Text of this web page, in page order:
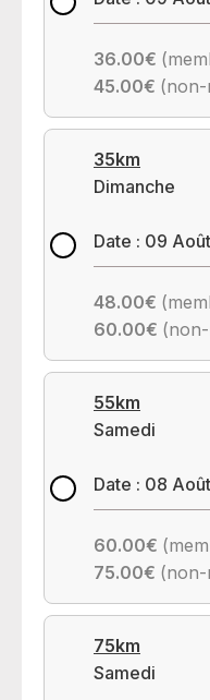
36.00€
45.00€ (non-
35km
Dimanche
Date : 09
48.00€
60.00€
55km
Samedi
Date : 08
60.00€
75.00€ (non-
75km
Samedi